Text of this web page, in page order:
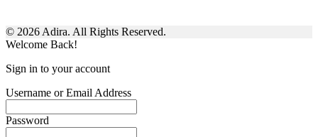
© 2026 Adira. All Rights Reserved.
Welcome Back!
Sign in to your account
Username or Email Address
Password